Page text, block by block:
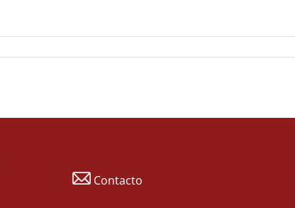
Contacto